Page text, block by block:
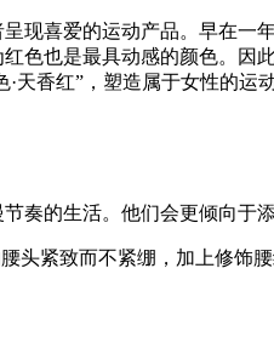
喜爱的运动产品。早在一
也是最具动感的颜色。因
天香红”，塑造属于女性的运动
的生活。他们会更倾向于
头紧致而不紧绷，加上修